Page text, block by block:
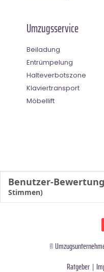
Umzugsservice
Beiladung
Entrümpelung
Halteverbotszone
Klaviertransport
Möbellift
Benutzer-Bewertung
Stimmen)
©
Ratgeber |